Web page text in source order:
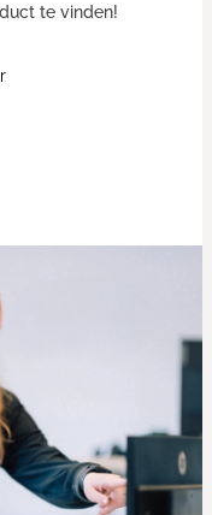
te vinden!